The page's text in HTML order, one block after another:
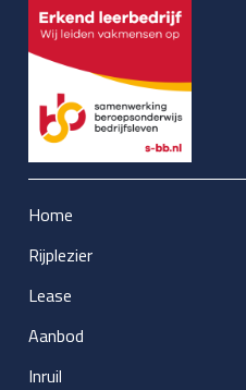
Home
Rijplezier
Lease
Aanbod
Inruil